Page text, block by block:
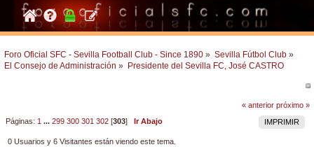
Foro Oficial SFC - Sevilla Football Club - Since 1890 » Sevilla Fútbol Club »
El Consejo de Administración » Presidente del Sevilla FC, José CASTRO
« anterior próximo »
IMPRIMIR
Páginas: 1 ...299 300 301 302 [303]Ir Abajo
0 Usuarios y 6 Visitantes están viendo este tema.